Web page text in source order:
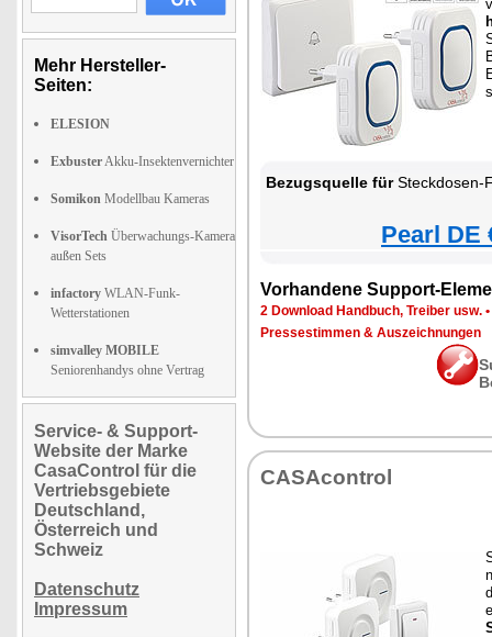
Mehr Hersteller-
Seiten:
ELESION
ExbusterAkku-Insektenvernichter
Somikon Modellbau Kameras
VisorTech Überwachungs-Kamera
außen Sets
infactory WLAN-Funk-
Wetterstationen
simvalley MOBILE
Seniorenhandys ohne Vertrag
Service- & Support-
Website der Marke
CasaControl für die
Vertriebsgebiete
Deutschland,
Österreich und
Schweiz
Datenschutz
Impressum
Bezugsquelle fürSteckdosen-Funkklingel mit
Pearl DE
Vorhandene Support-
2 Download Handbuch, Treiber usw. •
Pressestimmen & Auszeichnungen
CASAcontrol